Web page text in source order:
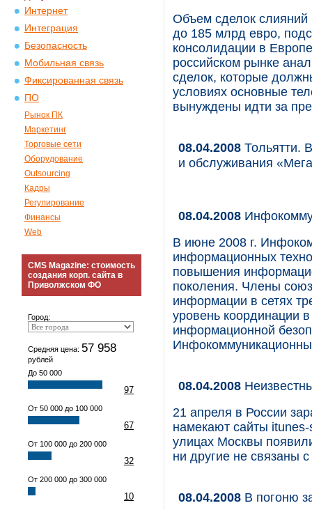
Интернет
Интеграция
Безопасность
Мобильная связь
Фиксированная связь
ПО
Рынок ПК
Маркетинг
Торговые сети
Оборудование
Outsourcing
Кадры
Регулирование
Финансы
Web
CMS Magazine: стоимость
создания корп. сайта в
Приволжском ФО
Город:
Средняя цена: 57 958
рублей
До 50 000
97
От 50 000 до 100 000
67
От 100 000 до 200 000
32
От 200 000 до 300 000
10
Объем сделок слияний
до 185 млрд евро,
консолидации в
российском рынке
сделок, которые
условиях основные
вынуждены идти за
08.04.2008 Тольятти.
и обслуживания
08.04.2008
В июне 2008 г.
информационных
повышения
поколения. Члены
информации в сетях
уровень координации
информационной
08.04.2008
21 апреля в России
намекают сайты
улицах Москвы
ни другие не связаны
08.04.2008 В погоню